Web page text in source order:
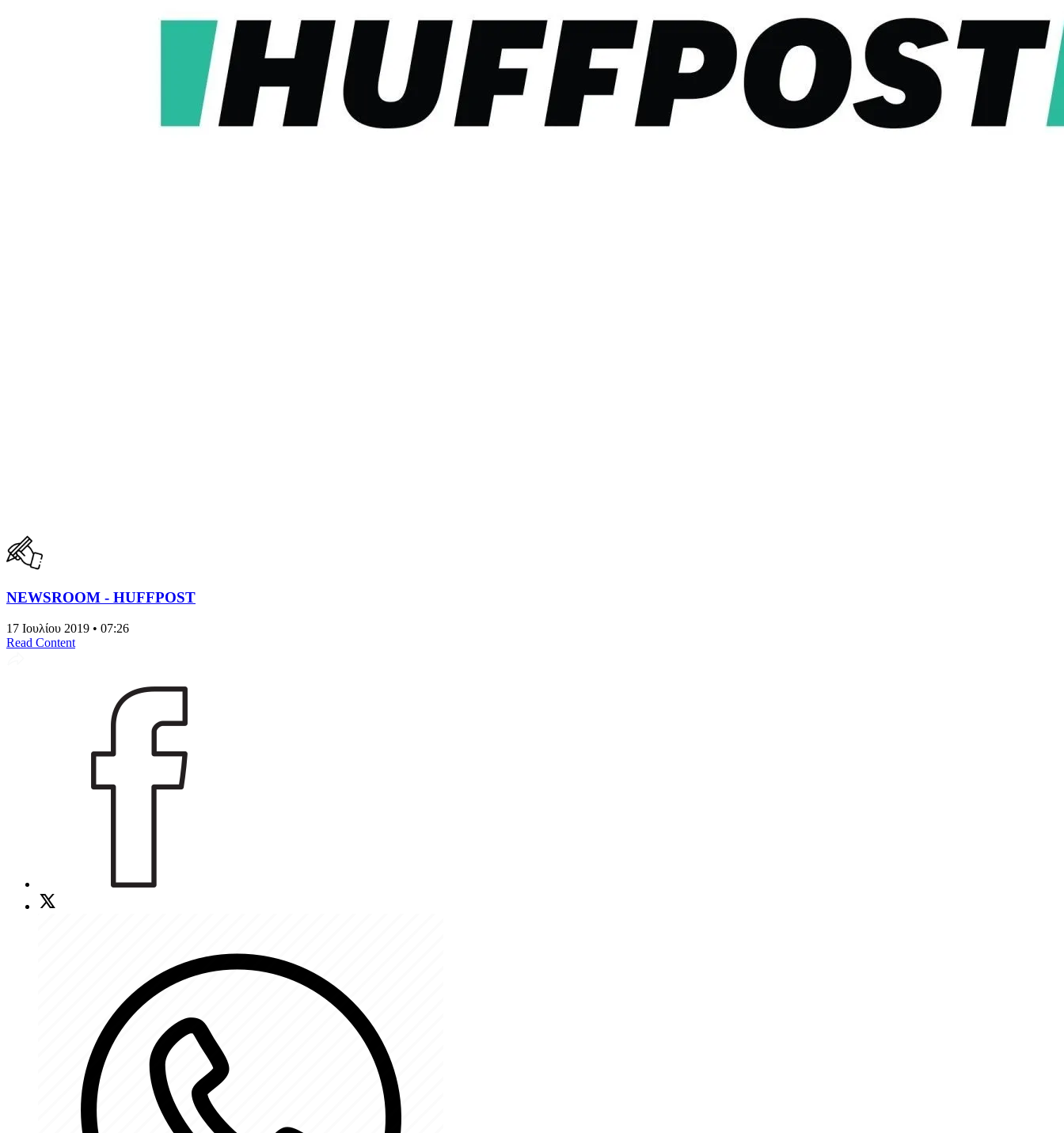
NEWSROOM - HUFFPOST
17 Ιουλίου 2019 • 07:26
Read Content